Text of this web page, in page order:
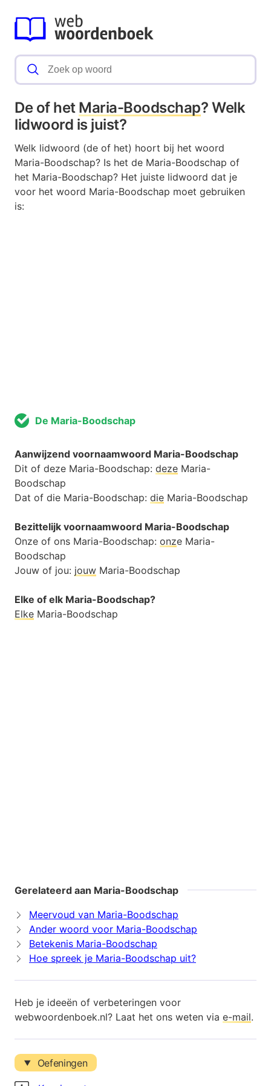
De of het Maria-Boodschap? Welk
lidwoord is juist?
Welk lidwoord (de of het) hoort bij het woord
Maria-Boodschap? Is het de Maria-Boodschap of
het Maria-Boodschap? Het juiste lidwoord dat je
voor het woord Maria-Boodschap moet gebruiken
is:
De Maria-Boodschap
Aanwijzend voornaamwoord Maria-Boodschap
Dit of deze Maria-Boodschap: deze Maria-
Boodschap
Dat of die Maria-Boodschap: die Maria-Boodschap
Bezittelijk voornaamwoord Maria-Boodschap
Onze of ons Maria-Boodschap: onze Maria-
Boodschap
Jouw of jou: jouw Maria-Boodschap
Elke of elk Maria-Boodschap?
Elke Maria-Boodschap
Gerelateerd aan Maria-Boodschap
Meervoud van Maria-Boodschap
Ander woord voor Maria-Boodschap
Betekenis Maria-Boodschap
Hoe spreek je Maria-Boodschap uit?
Heb je ideeën of verbeteringen voor
webwoordenboek.nl? Laat het ons weten via e-mail.
Oefeningen